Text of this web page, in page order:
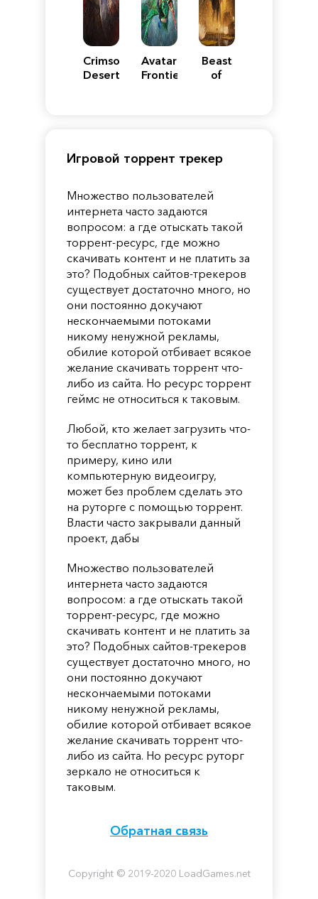
Crimson
Desert
Avatar:
Frontiers
Beast
of
Игровой торрент трекер
Множество пользователей
интернета часто задаются
вопросом: а где отыскать такой
торрент-ресурс, где можно
скачивать контент и не платить за
это? Подобных сайтов-трекеров
существует достаточно много, но
они постоянно докучают
нескончаемыми потоками
никому ненужной рекламы,
обилие которой отбивает всякое
желание скачивать торрент что-
либо из сайта. Но ресурс торрент
геймс не относиться к таковым.
Любой, кто желает загрузить что-
то бесплатно торрент, к
примеру, кино или
компьютерную видеоигру,
может без проблем сделать это
на руторге с помощью торрент.
Власти часто закрывали данный
проект, дабы
Множество пользователей
интернета часто задаются
вопросом: а где отыскать такой
торрент-ресурс, где можно
скачивать контент и не платить за
это? Подобных сайтов-трекеров
существует достаточно много, но
они постоянно докучают
нескончаемыми потоками
никому ненужной рекламы,
обилие которой отбивает всякое
желание скачивать торрент что-
либо из сайта. Но ресурс руторг
зеркало не относиться к
таковым.
Обратная связь
Copyright © 2019-2020 LoadGames.net